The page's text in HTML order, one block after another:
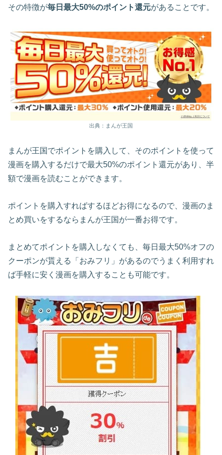
その特徴が毎日最大50%のポイント還元があることです。
出典：まんが王国
まんが王国でポイントを購入して、そのポイントを使って
漫画を購入するだけで最大50%のポイント還元があり、半
額で漫画を読むことができます。
ポイントを購入すればするほどお得になるので、漫画のま
とめ買いをするならまんが王国が一番お得です。
まとめてポイントを購入しなくても、毎日最大50%オフの
クーポンが貰える「おみフリ」があるのでうまく利用すれ
ば手軽に安く漫画を購入することも可能です。